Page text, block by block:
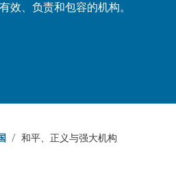
效、负责和包容的机构。
/ 和平、正义与强大机构